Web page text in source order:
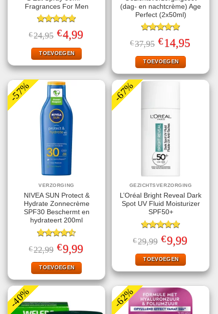
Fragrances For Men
Gewaardeerd
5.00uit 5
€24,95 Oorspronkelijke
prijs
was:
€24,95.
€4,99Huidige
prijs
TOEVOEGEN
(dag- en nachtcrème) Age
Perfect (2x50ml)
Gewaardeerd
5.00uit 5
€37,95 Oorspronkelijke
prijs
was:
€37,95.
€14,95prijs
TOEVOEGEN
-57%
VERZORGING
NIVEA SUN Protect &
Hydrate Zonnecrème
SPF30 Beschermt en
hydrateert 200ml
Gewaardeerd
4.56uit 5
€22,99 Oorspronkelijke
prijs
was:
€22,99.
€9,99Huidige
prijs
TOEVOEGEN
-67%
GEZICHTSVERZORGING
L’Oréal Bright Reveal Dark
Spot UV Fluid Moisturizer
SPF50+
Gewaardeerd
5.00uit 5
€29,99 Oorspronkelijke
prijs
was:
€29,99.
€9,99Huidige
prijs
TOEVOEGEN
-40% -62%